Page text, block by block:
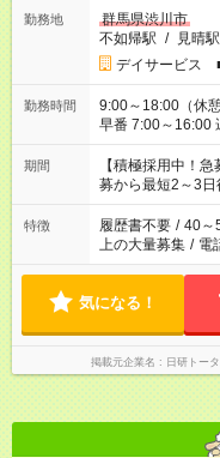
勤務地
群馬県渋川市
不如帰駅 / 見晴駅
デイサービス ■
勤務時間
9:00～18:00（休憩60分） ■ご希望があれば
早番 7:00～16:00 遅番 10:00
い」 「余裕を持
たくない」 など、ご
の方へ 今ご覧の
の勤務時間。 合
期間
【積極採用中！
募から最短2～3日
特徴 履歴書不要 / 40～
上の大量募集 / 電
気になる！
掲載元企業名 日研トー